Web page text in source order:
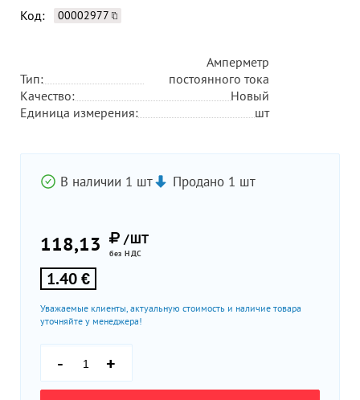
Код: 00002977
Тип:
Амперметр
постоянного тока
Качество:
Новый
Единица измерения:
шт
В наличии 1 шт Продано 1 шт
118,13 /ШТ
без НДС
1.40 €
Уважаемые клиенты, актуальную стоимость и наличие товара
уточняйте у менеджера!
- +